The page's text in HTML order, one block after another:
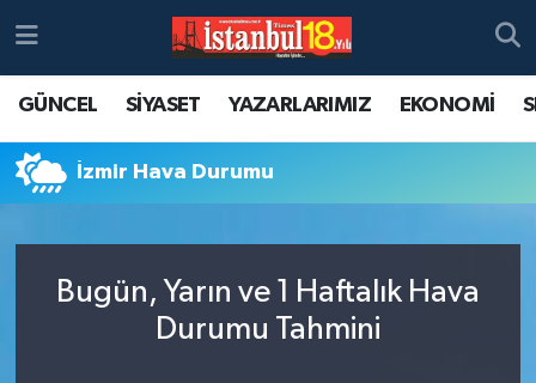
GÜNCEL SİYASET YAZARLARIMIZ EKONOMİ
İzmir Hava Durumu
Bugün, Yarın ve 1 Haftalık Hava
Durumu Tahmini